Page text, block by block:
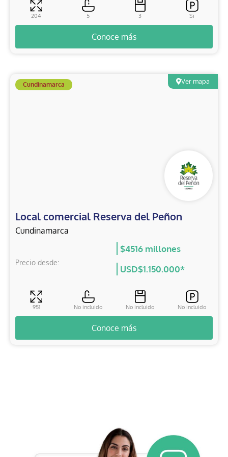
204 5 3 Si
Conoce más
Ver mapa
Cundinamarca
Local comercial Reserva del Peñon
Cundinamarca
Precio desde:
$4516 millones
USD$1.150.000*
951 No incluido No incluido No incluido
Conoce más
Rioja - Hacienda La Estancia
Camino Verde